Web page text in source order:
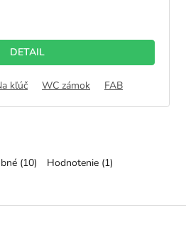
DETAIL
kľúč WC zámok FAB
(10) Hodnotenie (1)